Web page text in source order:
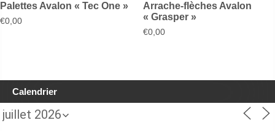
Palettes Avalon « Tec One »
€0,00
Arrache-flèches Avalon
« Grasper »
€0,00
Calendrier